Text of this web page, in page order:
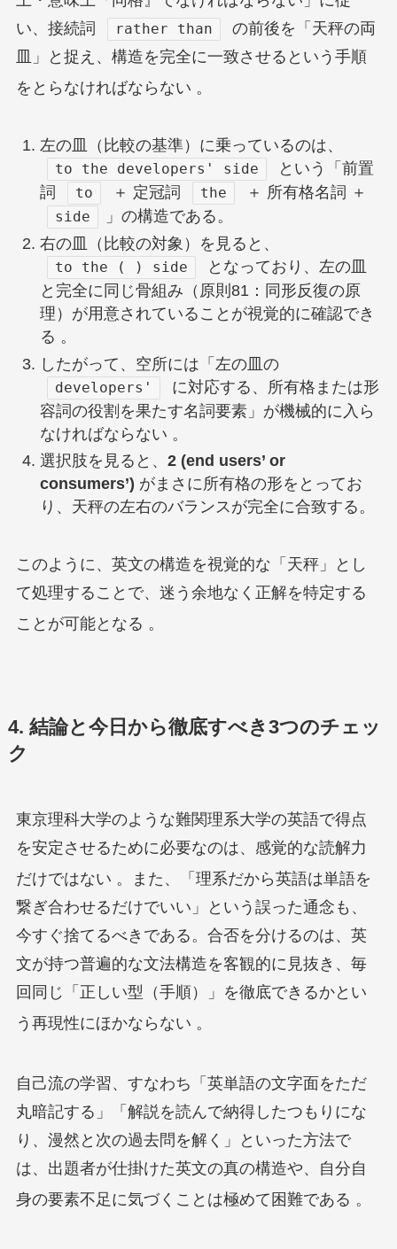
い、接続詞
rather than
の前後を「天秤の両
皿」と捉え、構造を完全に一致させるという手順
をとらなければならない 。
左の皿（比較の基準）に乗っているのは、
to the developers' side
という「前置
詞
to ＋ 定冠詞 the ＋ 所有格名詞 ＋
side
」の構造である。
右の皿（比較の対象）を見ると、
to the ( ) side
となっており、左の皿
と完全に同じ骨組み（原則81：同形反復の原
理）が用意されていることが視覚的に確認でき
る 。
したがって、空所には「左の皿の
developers'
に対応する、所有格または形
容詞の役割を果たす名詞要素」が機械的に入ら
なければならない 。
選択肢を見ると、 2 (end users’ or
consumers’) がまさに所有格の形をとってお
り、天秤の左右のバランスが完全に合致する。
このように、英文の構造を視覚的な「天秤」とし
て処理することで、迷う余地なく正解を特定する
ことが可能となる 。
4. 結論と今日から徹底すべき3つのチェッ
ク
東京理科大学のような難関理系大学の英語で得点
を安定させるために必要なのは、感覚的な読解力
だけではない 。また、「理系だから英語は単語を
繋ぎ合わせるだけでいい」という誤った通念も、
今すぐ捨てるべきである。合否を分けるのは、英
文が持つ普遍的な文法構造を客観的に見抜き、毎
回同じ「正しい型（手順）」を徹底できるかとい
う再現性にほかならない 。
自己流の学習、すなわち「英単語の文字面をただ
丸暗記する」「解説を読んで納得したつもりにな
り、漫然と次の過去問を解く」といった方法で
は、出題者が仕掛けた英文の真の構造や、自分自
身の要素不足に気づくことは極めて困難である 。